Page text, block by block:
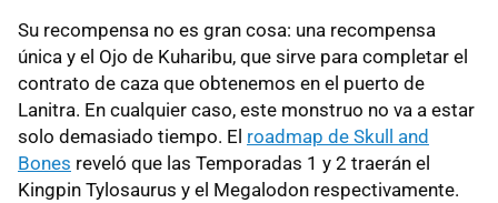
Su recompensa no es gran cosa: una recompensa
única y el Ojo de Kuharibu, que sirve para completar el
contrato de caza que obtenemos en el puerto de
Lanitra. En cualquier caso, este monstruo no va a estar
solo demasiado tiempo. El roadmap de Skull and
Bones reveló que las Temporadas 1 y 2 traerán el
Kingpin Tylosaurus y el Megalodon respectivamente.